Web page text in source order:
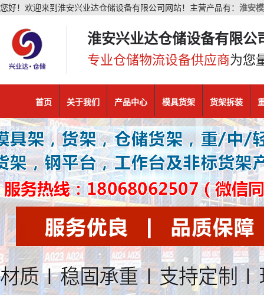
您好！欢迎来到淮安兴业达仓储设备有限公司网站！主营产品有： 淮安
淮安兴业达仓储设备有限公
专业仓储物流设备供应商为您
首页 关于我们 产品中心 模具货架 货架拆装